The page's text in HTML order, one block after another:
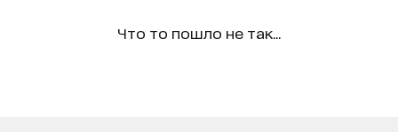
Что то пошло не так...